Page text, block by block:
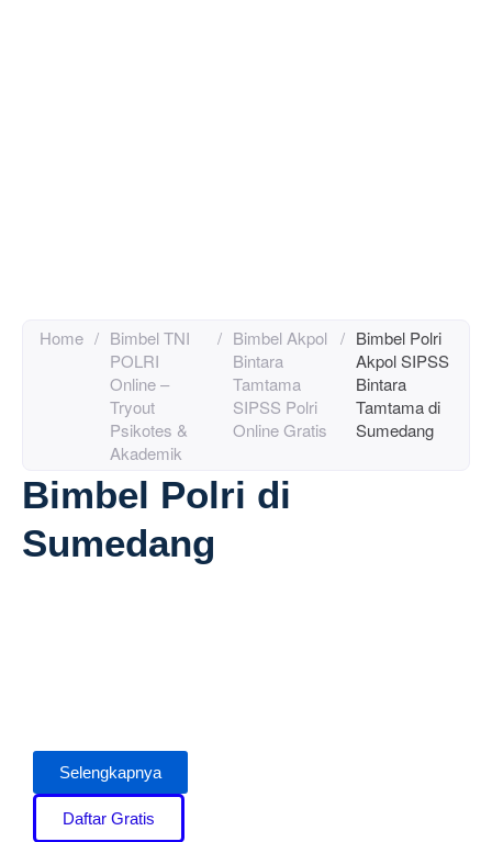
Home / Bimbel TNI
POLRI
Online –
Tryout
Psikotes &
Akademik
/ Bimbel Akpol
Bintara
Tamtama
SIPSS Polri
Online Gratis
/ Bimbel Polri
Akpol SIPSS
Bintara
Tamtama di
Sumedang
Bimbel Polri di
Sumedang
Selengkapnya
Daftar Gratis